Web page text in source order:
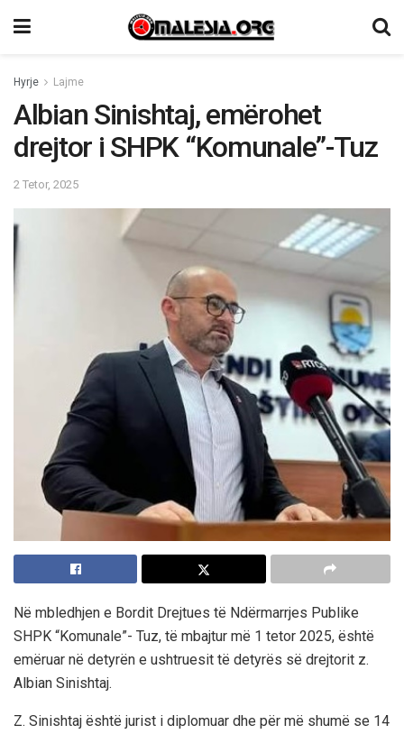
Hyrje Lajme
Albian Sinishtaj, emërohet
drejtor i SHPK “Komunale”-Tuz
2 Tetor, 2025
Në mbledhjen e Bordit Drejtues të Ndërmarrjes Publike
SHPK “Komunale”- Tuz, të mbajtur më 1 tetor 2025, është
emëruar në detyrën e ushtruesit të detyrës së drejtorit z.
Albian Sinishtaj.
Z. Sinishtaj është jurist i diplomuar dhe për më shumë se 14